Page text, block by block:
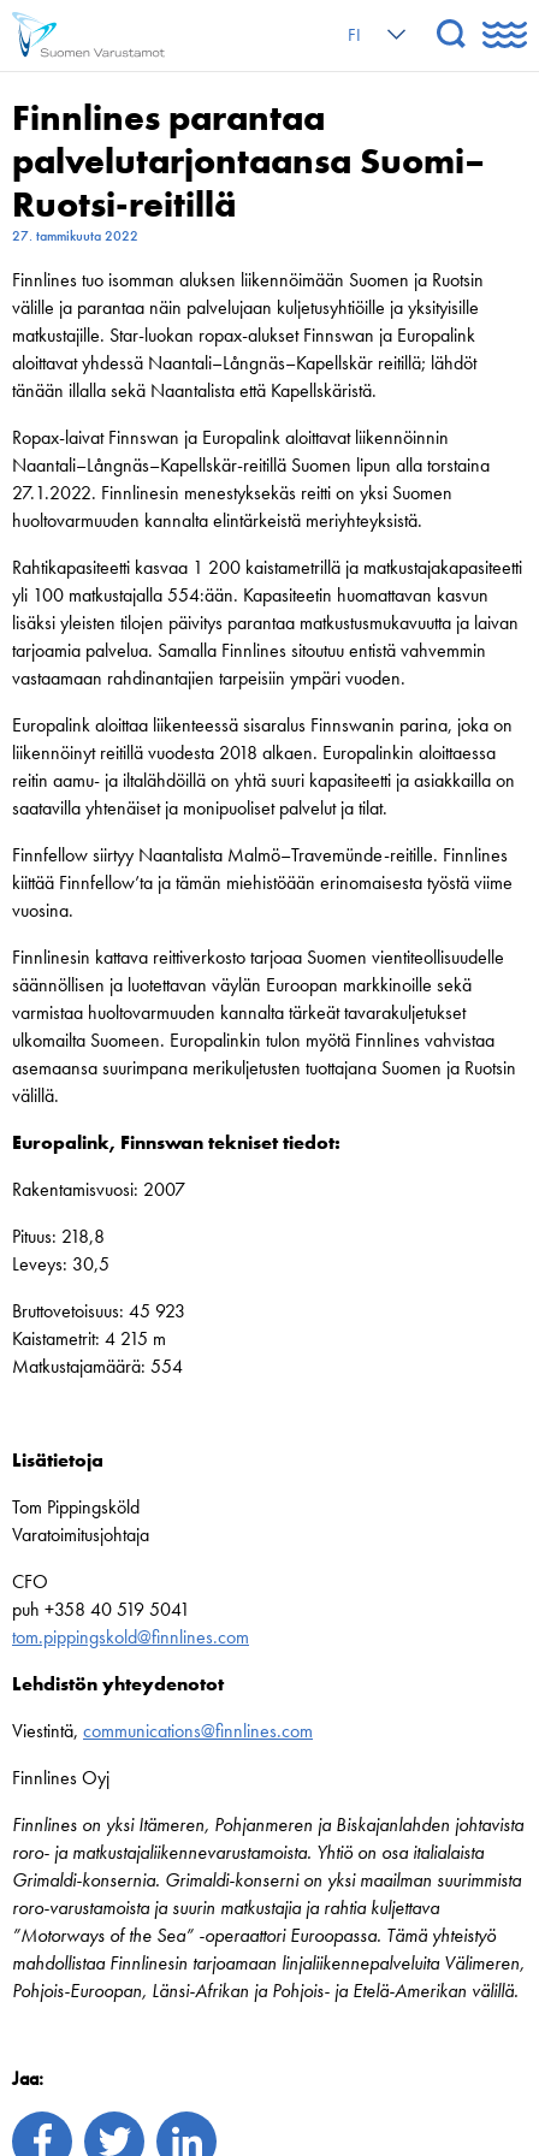
FI
Finnlines parantaa
palvelutarjontaansa Suomi–
Ruotsi-reitillä
27. tammikuuta 2022
Finnlines tuo isomman aluksen liikennöimään Suomen ja Ruotsin
välille ja parantaa näin palvelujaan kuljetusyhtiöille ja yksityisille
matkustajille. Star-luokan ropax-alukset Finnswan ja Europalink
aloittavat yhdessä Naantali–Långnäs–Kapellskär reitillä; lähdöt
tänään illalla sekä Naantalista että Kapellskäristä.
Ropax-laivat Finnswan ja Europalink aloittavat liikennöinnin
Naantali–Långnäs–Kapellskär-reitillä Suomen lipun alla torstaina
27.1.2022. Finnlinesin menestyksekäs reitti on yksi Suomen
huoltovarmuuden kannalta elintärkeistä meriyhteyksistä.
Rahtikapasiteetti kasvaa 1 200 kaistametrillä ja matkustajakapasiteetti
yli 100 matkustajalla 554:ään. Kapasiteetin huomattavan kasvun
lisäksi yleisten tilojen päivitys parantaa matkustusmukavuutta ja laivan
tarjoamia palvelua. Samalla Finnlines sitoutuu entistä vahvemmin
vastaamaan rahdinantajien tarpeisiin ympäri vuoden.
Europalink aloittaa liikenteessä sisaralus Finnswanin parina, joka on
liikennöinyt reitillä vuodesta 2018 alkaen. Europalinkin aloittaessa
reitin aamu- ja iltalähdöillä on yhtä suuri kapasiteetti ja asiakkailla on
saatavilla yhtenäiset ja monipuoliset palvelut ja tilat.
Finnfellow siirtyy Naantalista Malmö–Travemünde-reitille. Finnlines
kiittää Finnfellow’ta ja tämän miehistöään erinomaisesta työstä viime
vuosina.
Finnlinesin kattava reittiverkosto tarjoaa Suomen vientiteollisuudelle
säännöllisen ja luotettavan väylän Euroopan markkinoille sekä
varmistaa huoltovarmuuden kannalta tärkeät tavarakuljetukset
ulkomailta Suomeen. Europalinkin tulon myötä Finnlines vahvistaa
asemaansa suurimpana merikuljetusten tuottajana Suomen ja Ruotsin
välillä.
Europalink, Finnswan tekniset tiedot:
Rakentamisvuosi: 2007
Pituus: 218,8
Leveys: 30,5
Bruttovetoisuus: 45 923
Kaistametrit: 4 215 m
Matkustajamäärä: 554
Lisätietoja
Tom Pippingsköld
Varatoimitusjohtaja
CFO
puh +358 40 519 5041
tom.pippingskold@finnlines.com
Lehdistön yhteydenotot
Viestintä, communications@finnlines.com
Finnlines Oyj
Finnlines on yksi Itämeren, Pohjanmeren ja Biskajanlahden johtavista
roro- ja matkustaja­liikenne­varustamoista. Yhtiö on osa italialaista
Grimaldi-konsernia. Grimaldi-konserni on yksi maailman suurimmista
roro-varustamoista ja suurin matkustajia ja rahtia kuljettava
”Motorways of the Sea” -operaattori Euroopassa. Tämä yhteistyö
mahdollistaa Finnlinesin tarjoamaan linjaliikennepalveluita Välimeren,
Pohjois-Euroopan, Länsi-Afrikan ja Pohjois- ja Etelä-Amerikan välillä.
Jaa: